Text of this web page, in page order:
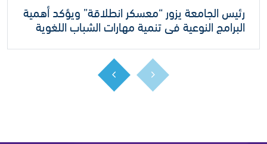
رئيس الجامعة يزور “معسكر انطلاقة” ويؤكد أهمية
البرامج النوعية في تنمية مهارات الشباب اللغوية